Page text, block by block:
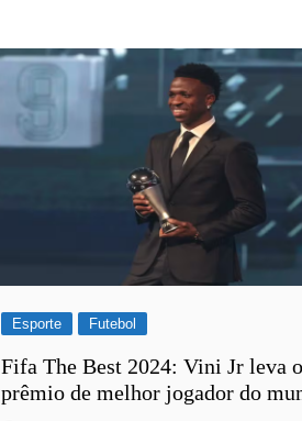
Rubiataba
Santa Isabel
Santa Terezinha
São Luiz do
Senador Canedo
Uirapuru
Uruaçu
Uirapuru
Esporte Futebol
Fifa The Best 2024: Vini Jr leva o
prêmio de melhor jogador do